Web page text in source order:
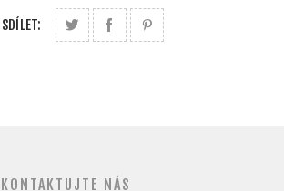
SDÍLET:
KONTAKTUJTE NÁS